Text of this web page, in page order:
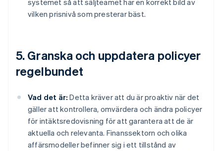
systemet så att säljteamet har en korrekt bild av
vilken prisnivå som presterar bäst.
5. Granska och uppdatera policyer
regelbundet
Vad det är: Detta kräver att du är proaktiv när det
gäller att kontrollera, omvärdera och ändra policyer
för intäktsredovisning för att garantera att de är
aktuella och relevanta. Finanssektorn och olika
affärsmodeller befinner sig i ett tillstånd av